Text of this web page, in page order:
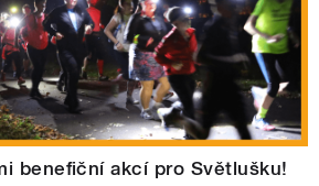
benefiční akcí pro Světlušku!